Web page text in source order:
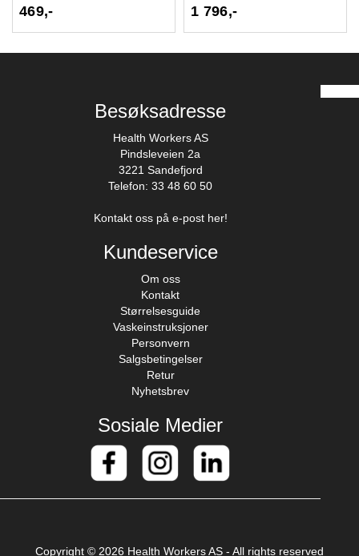
469,- 1 796,-
Besøksadresse
Health Workers AS
Pindsleveien 2a
3221 Sandefjord
Telefon: 33 48 60 50
Kontakt oss på e-post her!
Kundeservice
Om oss
Kontakt
Størrelsesguide
Vaskeinstruksjoner
Personvern
Salgsbetingelser
Retur
Nyhetsbrev
Sosiale Medier
Copyright © 2026 Health Workers AS - All rights reserved